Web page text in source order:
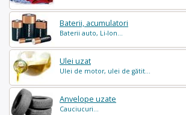
Baterii, acumulatori
Baterii auto, Li-Ion...
Ulei uzat
Ulei de motor, ulei de gătit...
Anvelope uzate
Cauciucuri...